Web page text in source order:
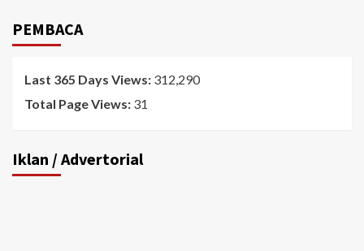
PEMBACA
Last 365 Days Views: 312,290
Total Page Views: 31
Iklan / Advertorial